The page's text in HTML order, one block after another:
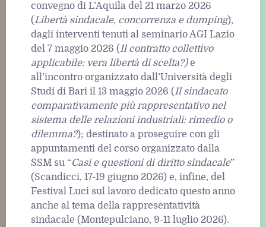
convegno di L’Aquila del 21 marzo 2026
(Libertà sindacale, concorrenza e dumping),
dagli interventi tenuti al seminario AGI Lazio
del 7 maggio 2026 (Il contratto collettivo
applicabile: vera libertà di scelta?)e
all’incontro organizzato dall’Università degli
Studi di Bari il 13 maggio 2026 (Il sindacato
comparativamente più rappresentativo nel
sistema delle relazioni industriali: rimedio o
dilemma?); destinato a proseguire con gli
appuntamenti del corso organizzato dalla
SSM su “Casi e questioni di diritto sindacale”
(Scandicci, 17-19 giugno 2026) e, infine, del
Festival Luci sul lavoro dedicato questo anno
anche al tema della rappresentatività
sindacale (Montepulciano, 9-11 luglio 2026).